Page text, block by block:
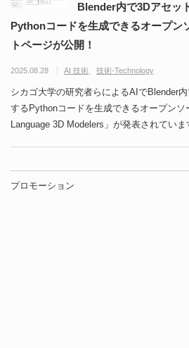
Blender内で3Dアセッ
Pythonコードを生成できるオープン
トページが公開！
2025.08.28 AI 技術 技術-Technology
シカゴ大学の研究者らによるAIでBlender
するPythonコードを生成できるオープンソ
Language 3D Modelers」が発表されていま
プロモーション